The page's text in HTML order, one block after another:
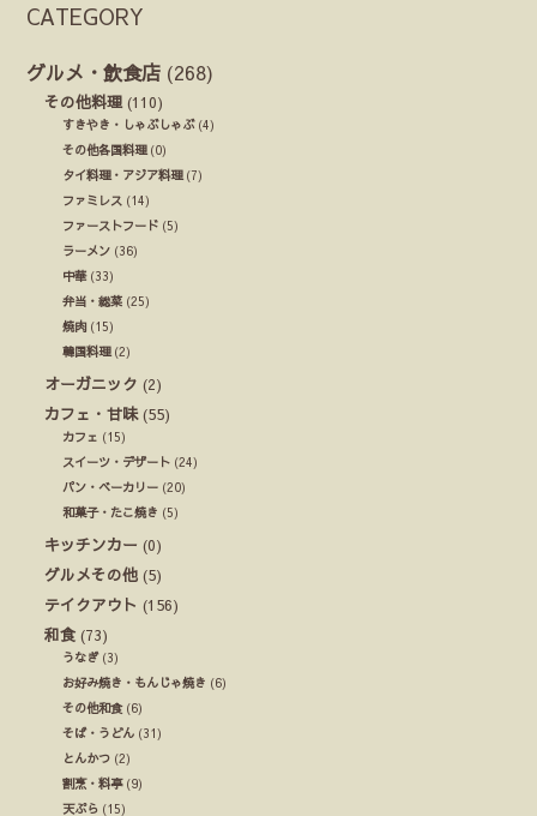
CATEGORY
グルメ・飲食店 (268)
その他料理(110)
すきやき・しゃぶしゃぶ(4)
その他各国料理(0)
タイ料理・アジア料理(7)
ファミレス (14)
ファーストフード (5)
ラーメン (36)
中華(33)
弁当・総菜 (25)
焼肉 (15)
韓国料理(2)
オーガニック (2)
カフェ・甘味(55)
カフェ (15)
スイーツ・デザート (24)
パン・ベーカリー (20)
和菓子・たこ焼き (5)
キッチンカー (0)
グルメその他 (5)
テイクアウト (156)
和食 (73)
うなぎ(3)
お好み焼き・もんじゃ焼き (6)
その他和食(6)
そば・うどん (31)
とんかつ (2)
割烹・料亭(9)
天ぷら (15)